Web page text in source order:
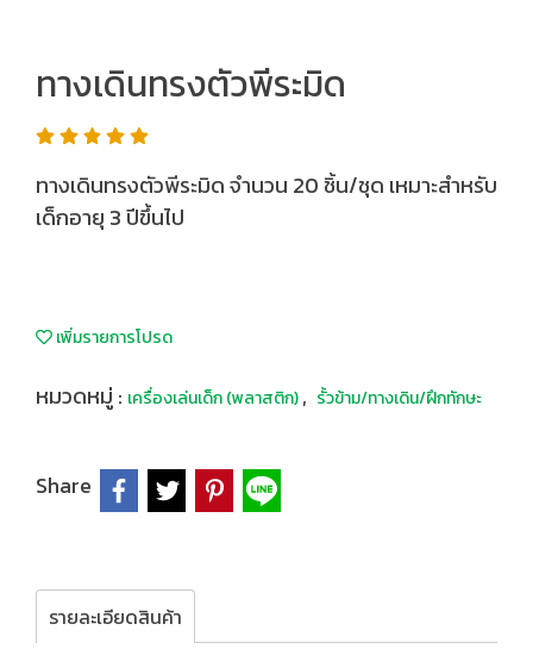
ทางเดินทรงตัวพีระมิด
ทางเดินทรงตัวพีระมิด จำนวน 20 ชิ้น/ชุด เหมาะสำหรับ
เด็กอายุ 3 ปีขึ้นไป
เพิ่มรายการโปรด
หมวดหมู่ : เครื่องเล่นเด็ก (พลาสติก), รั้วข้าม/ทางเดิน/ฝึกทักษะ
Share
รายละเอียดสินค้า